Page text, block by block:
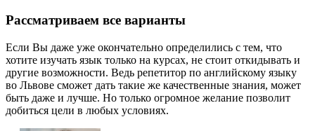
Рассматриваем все варианты
Если Вы даже уже окончательно определились с тем, что
хотите изучать язык только на курсах, не стоит откидывать и
другие возможности. Ведь репетитор по английскому языку
во Львове сможет дать такие же качественные знания, может
быть даже и лучше. Но только огромное желание позволит
добиться цели в любых условиях.